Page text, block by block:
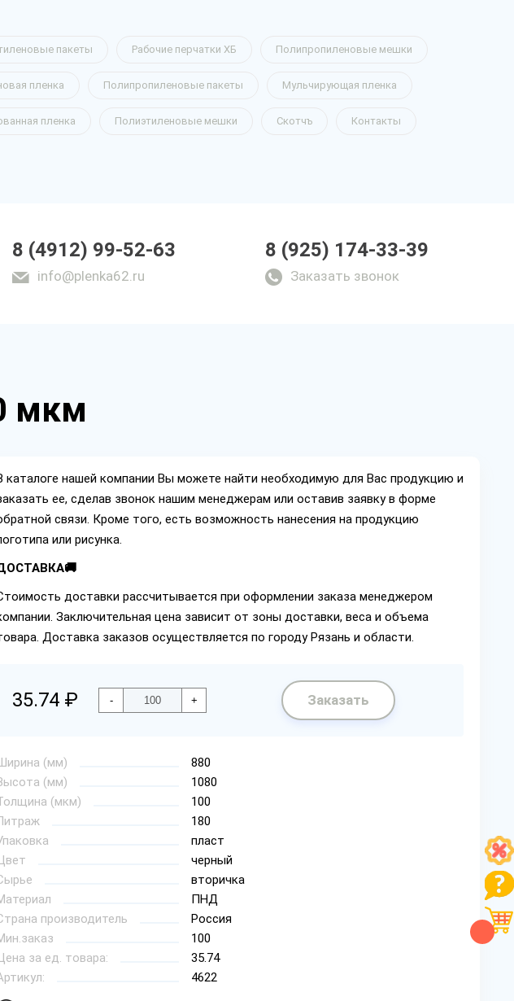
пакеты Рабочие перчатки ХБ Полипропиленовые мешки
пленка Полипропиленовые пакеты Мульчирующая пленка
пленка Полиэтиленовые мешки Скотчъ Контакты
8 (4912) 99-52-63
info@plenka62.ru
8 (925) 174-33-39
Заказать звонок
мкм
каталоге нашей компании Вы можете найти необходимую для Вас продукцию и
ее, сделав звонок нашим менеджерам или оставив заявку в форме
связи. Кроме того, есть возможность нанесения на продукцию
или рисунка.
доставки рассчитывается при оформлении заказа менеджером
Заключительная цена зависит от зоны доставки, веса и объема
Доставка заказов осуществляется по городу Рязань и области.
35.74 ₽ - + Заказать
(мм)
880
(мм)
1080
(мкм)
100
180
пласт
черный
вторичка
ПНД
производитель
Россия
100
за ед. товара:
35.74
4622